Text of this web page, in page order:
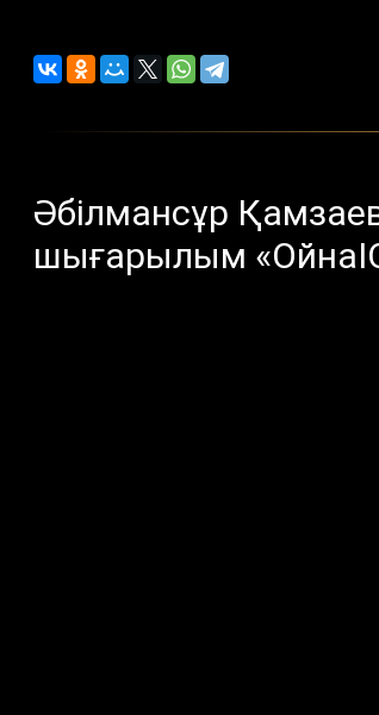
Әбілмансұр
шығарылым